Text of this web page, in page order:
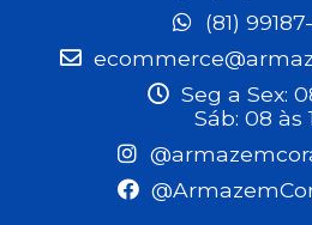
(81)
Seg a Sex:
Sáb: 08 às